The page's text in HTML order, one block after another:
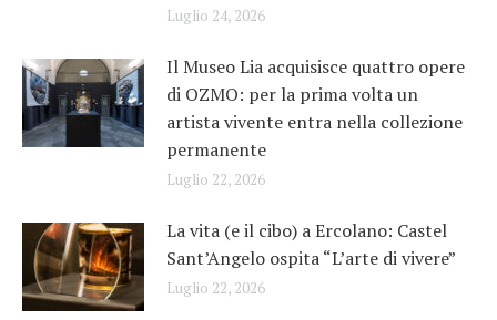
Luglio 24, 2026
Il Museo Lia acquisisce quattro opere
di OZMO: per la prima volta un
artista vivente entra nella collezione
permanente
Luglio 22, 2026
La vita (e il cibo) a Ercolano: Castel
Sant’Angelo ospita “L’arte di vivere”
Luglio 22, 2026